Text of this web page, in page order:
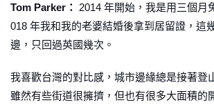
Tom Parker： 2014 年開始，我是用三個月
018 年我和我的老婆結婚後拿到居留證，這
邊，只回過英國幾次。
我喜歡台灣的對比感，城市邊緣總是接著登
雖然有些街道很擁擠，但也有很多大面積的